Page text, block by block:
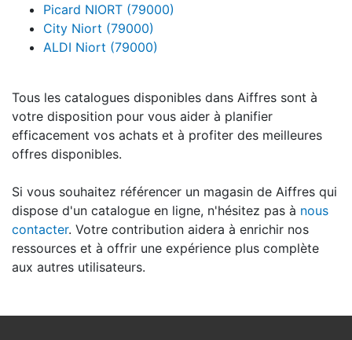
Picard NIORT (79000)
City Niort (79000)
ALDI Niort (79000)
Tous les catalogues disponibles dans Aiffres sont à
votre disposition pour vous aider à planifier
efficacement vos achats et à profiter des meilleures
offres disponibles.
Si vous souhaitez référencer un magasin de Aiffres qui
dispose d'un catalogue en ligne, n'hésitez pas à nous
contacter. Votre contribution aidera à enrichir nos
ressources et à offrir une expérience plus complète
aux autres utilisateurs.